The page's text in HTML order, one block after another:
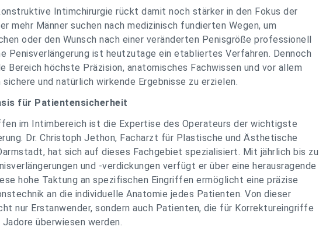
Intimchirurgie rückt damit noch stärker in den Fokus der
mehr Männer suchen nach medizinisch fundierten Wegen, um
oder den Wunsch nach einer veränderten Penisgröße professionell
Penisverlängerung ist heutzutage ein etabliertes Verfahren. Dennoch
Bereich höchste Präzision, anatomisches Fachwissen und vor allem
und natürlich wirkende Ergebnisse zu erzielen.
für Patientensicherheit
im Intimbereich ist die Expertise des Operateurs der wichtigste
Dr. Christoph Jethon, Facharzt für Plastische und Ästhetische
hat sich auf dieses Fachgebiet spezialisiert. Mit jährlich bis zu
und -verdickungen verfügt er über eine herausragende
hohe Taktung an spezifischen Eingriffen ermöglicht eine präzise
an die individuelle Anatomie jedes Patienten. Von dieser
nur Erstanwender, sondern auch Patienten, die für Korrektureingriffe
überwiesen werden.